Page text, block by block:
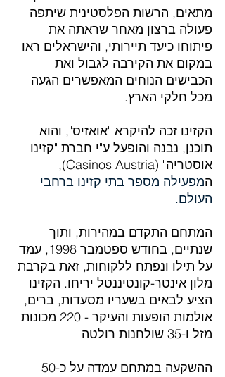
מתאים, הרשות הפלסטינית שיתפה
פעולה ברצון מאחר שראתה את
פיתוחו כיעד תיירותי, והישראלים ראו
במקום את הקירבה לגבול ואת
הכבישים הנוחים המאפשרים הגעה
מכל חלקי הארץ.
הקזינו זכה להיקרא "אואזיס", והוא
תוכנן, נבנה והופעל ע"י חברת "קזינו
אוסטריה" (Casinos Austria),
המפעילה מספר בתי קזינו ברחבי
העולם.
המתחם התקדם במהירות, ותוך
שנתיים, בחודש ספטמבר 1998, עמד
על תילו ונפתח ללקוחות, זאת בקרבת
מלון אינטר-קונטיננטל יריחו. הקזינו
הציע לבאים בשעריו מסעדות, ברים,
אולמות הופעות והעיקר - 220 מכונות
מזל ו-35 שולחנות רולטה